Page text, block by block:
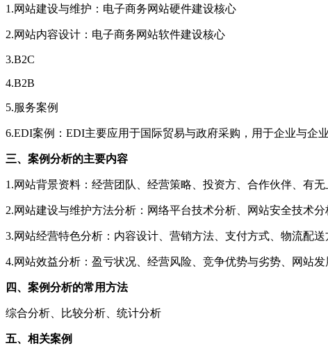
1.网站建设与维护：电子商务网站硬件建设核心
2.网站内容设计：电子商务网站软件建设核心
3.B2C
4.B2B
5.服务案例
6.EDI案例：EDI主要应用于国际贸易与政府采购，用于企业与企
三、案例分析的主要内容
1.网站背景资料：经营团队、经营策略、投资方、合作伙伴、有无
2.网站建设与维护方法分析：网络平台技术分析、网站安全技术分
3.网站经营特色分析：内容设计、营销方法、支付方式、物流配送
4.网站效益分析：盈亏状况、经营风险、竞争优势与劣势、网站发
四、案例分析的常用方法
综合分析、比较分析、统计分析
五、相关案例